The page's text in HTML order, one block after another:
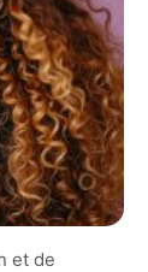
et de